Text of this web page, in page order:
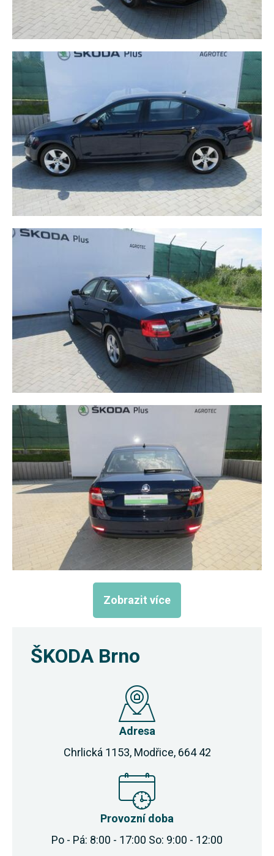
Zobrazit více
ŠKODA Brno
Adresa
Chrlická 1153, Modřice, 664 42
Provozní doba
Po - Pá: 8:00 - 17:00 So: 9:00 - 12:00